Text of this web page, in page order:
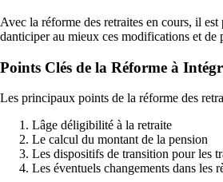
Avec la réforme des retraites en cours, il
danticiper au mieux ces modifications et de
Points Clés de la Réforme à
Les principaux points de la réforme des
Lâge déligibilité à la retraite
Le calcul du montant de la pension
Les dispositifs de transition pour les
Les éventuels changements dans les